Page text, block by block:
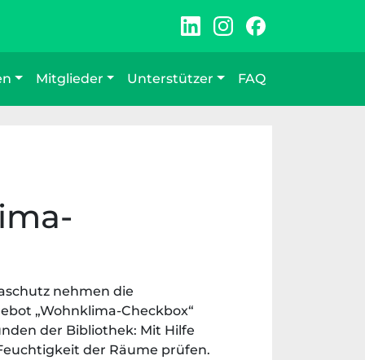
Mitglieder Unterstützer FAQ
nehmen die
„Wohnklima-Checkbox“
der Bibliothek: Mit Hilfe
der Räume prüfen.